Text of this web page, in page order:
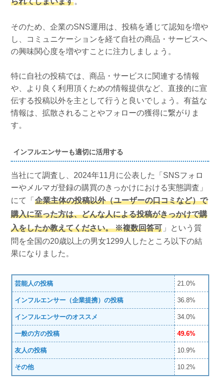
そのため、企業のSNS運用は、投稿を通じて認知を増や
し、コミュニケーションを経て自社の商品・サービスへ
の興味関心度を増やすことに注力しましょう。
特に自社の投稿では、商品・サービスに関連する情報
や、より良く利用頂くための情報提供など、直接的に宣
伝する投稿以外を主として行うと良いでしょう。有益な
情報は、拡散されることやフォローの獲得に繋がりま
す。
インフルエンサーも適切に活用する
当社にて調査し、2024年11月に公表した「SNSフォロ
ーやメルマガ登録の購買のきっかけにおける実態調査」
にて「 企業主体の投稿以外（ユーザーの口コミなど）で
購入に至った方は、どんな人による投稿がきっかけで購
入をしたか教えてください。 ※複数回答可 」という質
問を全国の20歳以上の男女1299人したところ以下の結
果になりました。
芸能人の投稿 21.0%
インフルエンサー（企業提携）の投稿 36.8%
インフルエンサーのオススメ 34.0%
一般の方の投稿 49.6%
友人の投稿 10.9%
その他 10.2%